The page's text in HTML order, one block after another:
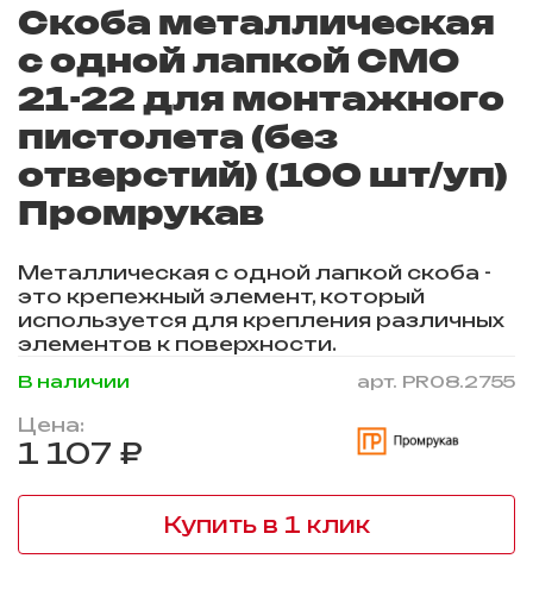
арт. PR08.2755
В наличии
Скоба металлическая
с одной лапкой СМО
21-22 для монтажного
пистолета (без
отверстий) (100 шт/уп)
Промрукав
Цена:
1 107 ₽
Купить в 1 клик
Металлическая с одной лапкой скоба -
это крепежный элемент, который
используется для крепления различных
элементов к поверхности.